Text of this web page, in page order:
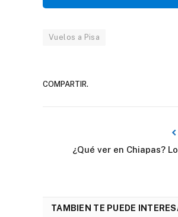
Vuelos a Pisa
COMPARTIR.
¿Qué ver en Chiapas?
TAMBIEN TE PUEDE